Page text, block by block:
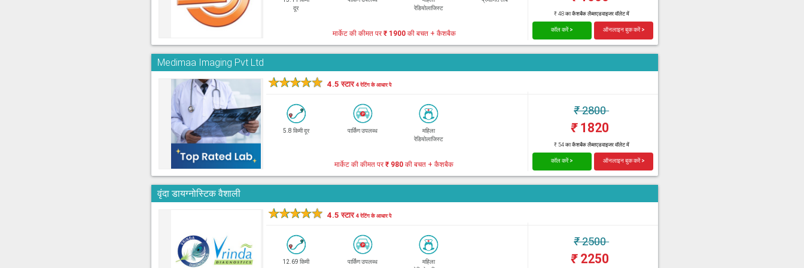
दूर
रेडियोलाजिस्ट
₹ 48 का कैशबैक लैब्सएडवाइजर वॉलेट में
मार्केट की कीमत पर₹ 1900की बचत + कैशबैक कॉल करें > ऑनलाइन बुक करें >
Medimaa Imaging Pvt Ltd
★★★★★ 4.5 स्टार4 रेटिंग के आधार पे
5.8 किमी दूर पार्किंग उपलब्ध
महिला
रेडियोलाजिस्ट
₹2800
₹1820
₹ 54 का कैशबैक लैब्सएडवाइजर वॉलेट में
मार्केट की कीमत पर₹ 980 की बचत + कैशबैक कॉल करें > ऑनलाइन बुक करें >
वृंदा डायग्नोस्टिक वैशाली
★★★★★ 4.5 स्टार4 रेटिंग के आधार पे
12.69 किमी
पार्किंग उपलब्ध
महिला
₹2500
₹2250